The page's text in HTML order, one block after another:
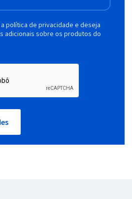
política de privacidade e deseja
adicionais sobre os produtos do